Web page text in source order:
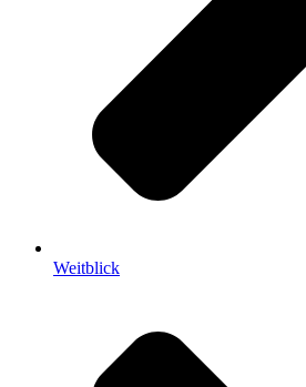
Weitblick